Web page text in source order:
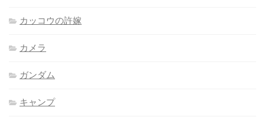
カッコウの許嫁
カメラ
ガンダム
キャンプ